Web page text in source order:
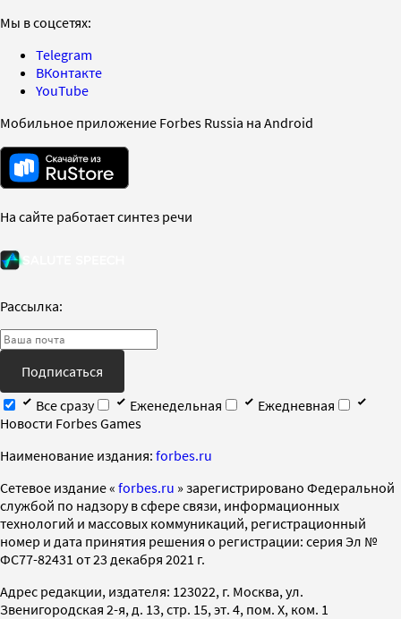
Мы в соцсетях:
Telegram
ВКонтакте
YouTube
Мобильное приложение Forbes Russia на Android
На сайте работает синтез речи
Рассылка:
Подписаться
Все сразу
Еженедельная
Ежедневная
Новости Forbes Games
Наименование издания: forbes.ru
Cетевое издание « forbes.ru » зарегистрировано Федеральной
службой по надзору в сфере связи, информационных
технологий и массовых коммуникаций, регистрационный
номер и дата принятия решения о регистрации: серия Эл №
ФС77-82431 от 23 декабря 2021 г.
Адрес редакции, издателя: 123022, г. Москва, ул.
Звенигородская 2-я, д. 13, стр. 15, эт. 4, пом. X, ком. 1